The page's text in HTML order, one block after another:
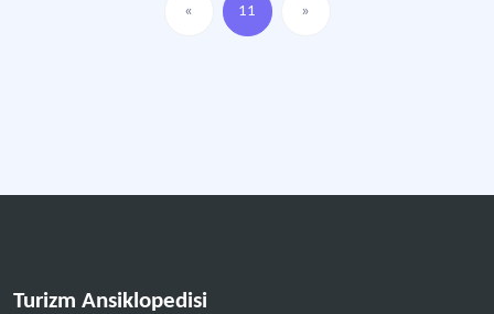
« 11 »
Turizm Ansiklopedisi